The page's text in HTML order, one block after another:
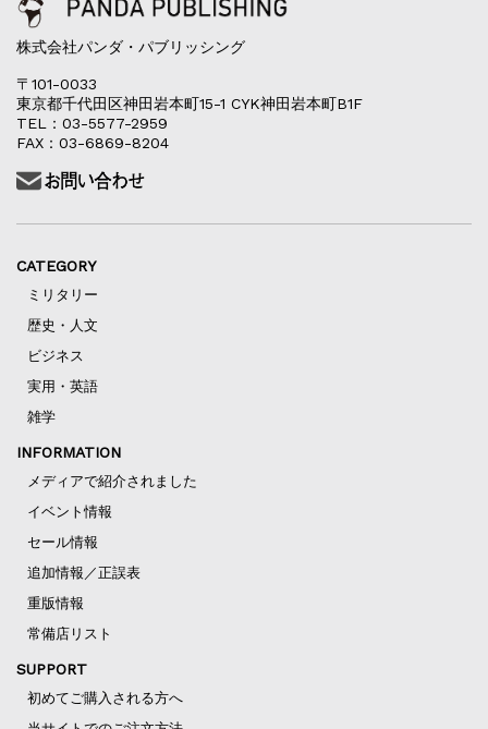
株式会社パンダ・パブリッシング
〒101-0033
東京都千代田区神田岩本町15-1 CYK神田岩本町B1F
TEL：03-5577-2959
FAX：03-6869-8204
CATEGORY
ミリタリー
歴史・人文
ビジネス
実用・英語
雑学
INFORMATION
メディアで紹介されました
イベント情報
セール情報
追加情報／正誤表
重版情報
常備店リスト
SUPPORT
初めてご購入される方へ